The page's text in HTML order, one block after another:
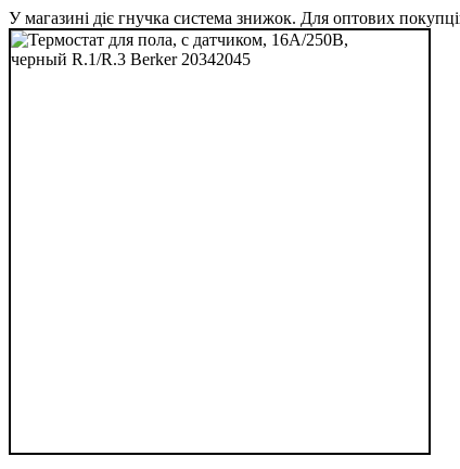
У магазині діє гнучка система знижок. Для оптових